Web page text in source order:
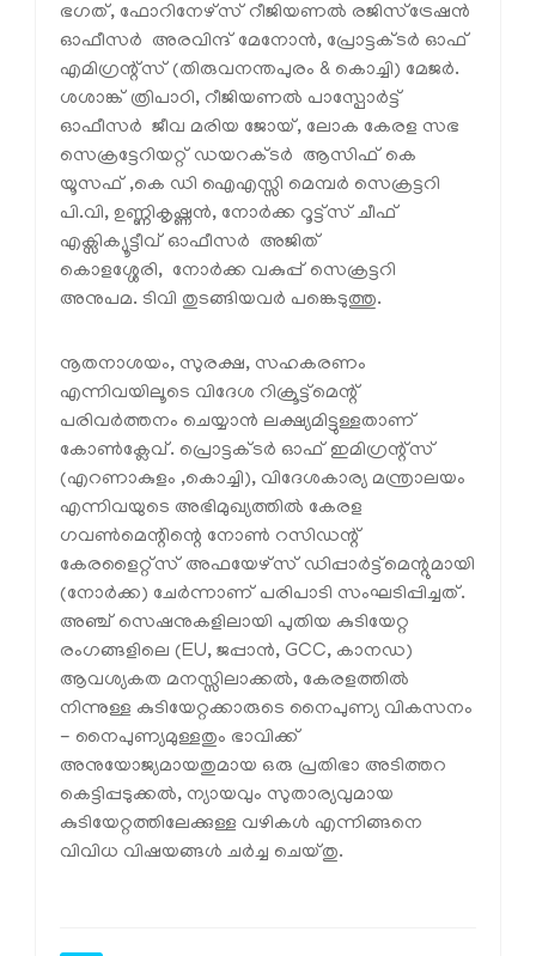
ഭഗത്, ഫോറിനേഴ്‌സ് റീജിയണൽ രജിസ്‌ട്രേഷൻ
ഓഫീസർ അരവിന്ദ് മേനോൻ, പ്രോട്ടക്ടർ ഓഫ്
എമിഗ്രന്റ്സ് (തിരുവനന്തപുരം & കൊച്ചി) മേജർ.
ശശാങ്ക് ത്രിപാഠി, റീജിയണൽ പാസ്പോർട്ട്
ഓഫീസർ ജീവ മരിയ ജോയ്, ലോക കേരള സഭ
സെക്രട്ടേറിയറ്റ് ഡയറക്ടർ ആസിഫ് കെ
യൂസഫ് ,കെ ഡി ഐഎസ്സി മെമ്പർ സെക്രട്ടറി
പി.വി, ഉണ്ണികൃഷ്ണൻ, നോർക്ക റൂട്ട്സ് ചീഫ്
എക്സിക്യൂട്ടീവ് ഓഫീസർ അജിത്
കൊളശ്ശേരി, നോർക്ക വകുപ്പ് സെക്രട്ടറി
അനുപമ. ടിവി തുടങ്ങിയവർ പങ്കെടുത്തു.
നൂതനാശയം, സുരക്ഷ, സഹകരണം
എന്നിവയിലൂടെ വിദേശ റിക്രൂട്ട്മെന്റ്
പരിവർത്തനം ചെയ്യാൻ ലക്ഷ്യമിട്ടുള്ളതാണ്
കോൺക്ലേവ്. പ്രൊട്ടക്ടർ ഓഫ് ഇമിഗ്രന്റ്‌സ്
(എറണാകുളം ,കൊച്ചി), വിദേശകാര്യ മന്ത്രാലയം
എന്നിവയുടെ അഭിമുഖ്യത്തിൽ കേരള
ഗവൺമെന്റിന്റെ നോൺ റസിഡന്റ്
കേരളൈറ്റ്‌സ് അഫയേഴ്സ് ഡിപ്പാർട്ട്മെന്റുമായി
(നോർക്ക) ചേർന്നാണ് പരിപാടി സംഘടിപ്പിച്ചത്.
അഞ്ച് സെഷനുകളിലായി പുതിയ കുടിയേറ്റ
രംഗങ്ങളിലെ (EU, ജപ്പാൻ, GCC, കാനഡ)
ആവശ്യകത മനസ്സിലാക്കൽ, കേരളത്തിൽ
നിന്നുള്ള കുടിയേറ്റക്കാരുടെ നൈപുണ്യ വികസനം
- നൈപുണ്യമുള്ളതും ഭാവിക്ക്
അനുയോജ്യമായതുമായ ഒരു പ്രതിഭാ അടിത്തറ
കെട്ടിപ്പടുക്കൽ, ന്യായവും സുതാര്യവുമായ
കുടിയേറ്റത്തിലേക്കുള്ള വഴികൾ എന്നിങ്ങനെ
വിവിധ വിഷയങ്ങൾ ചർച്ച ചെയ്തു.